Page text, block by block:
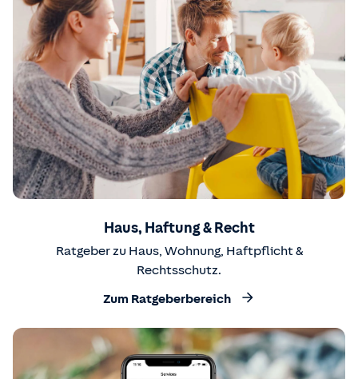
Haus, Haftung & Recht
Ratgeber zu Haus, Wohnung, Haftpflicht &
Rechtsschutz.
Zum Ratgeberbereich